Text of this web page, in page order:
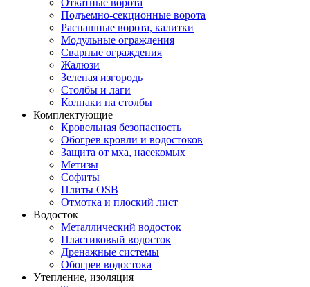
Подъемно-секционные ворота
Распашные ворота, калитки
Модульные ограждения
Сварные ограждения
Жалюзи
Зеленая изгородь
Столбы и лаги
Колпаки на столбы
Комплектующие
Кровельная безопасность
Обогрев кровли и водостоков
Защита от мха, насекомых
Метизы
Софиты
Плиты OSB
Отмотка и плоский лист
Водосток
Металлический водосток
Пластиковый водосток
Дренажные системы
Обогрев водостока
Утепление, изоляция